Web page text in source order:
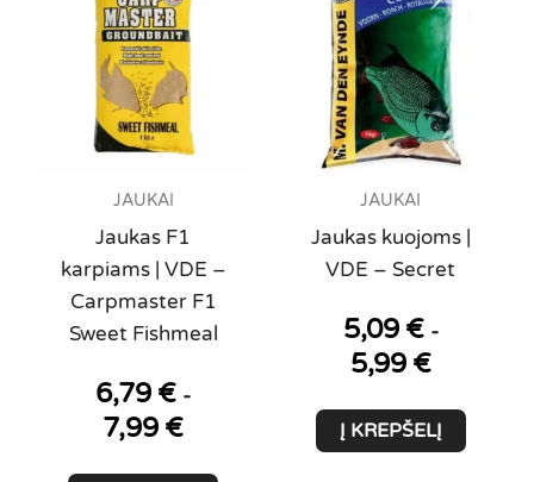
JAUKAI
Jaukas F1
karpiams | VDE –
Carpmaster F1
Sweet Fishmeal
6,79 € -
7,99 €
JAUKAI
Jaukas kuojoms |
VDE – Secret
5,09 € -
5,99 €
Į KREPŠELĮ